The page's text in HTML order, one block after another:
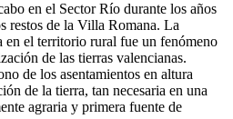
en el Sector Río durante los años
restos de la Villa Romana. La
en el territorio rural fue un fenómeno
de las tierras valencianas.
de los asentamientos en altura
de la tierra, tan necesaria en una
agraria y primera fuente de